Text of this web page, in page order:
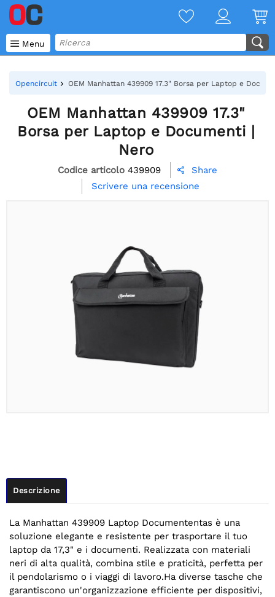
 Menu
Opencircuit OEM Manhattan 439909 17.3" Borsa per Laptop e
OEM Manhattan 439909 17.3"
Borsa per Laptop e Documenti |
Nero
Codice articolo 439909 
Share
Scrivere una recensione
Descrizione
La Manhattan 439909 Laptop Documententas è una
soluzione elegante e resistente per trasportare il tuo
laptop da 17,3" e i documenti. Realizzata con materiali
neri di alta qualità, combina stile e praticità, perfetta per
il pendolarismo o i viaggi di lavoro.Ha diverse tasche che
garantiscono un'organizzazione efficiente per dispositivi,